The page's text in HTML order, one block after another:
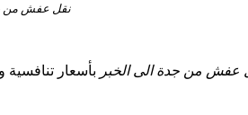
نقل عفش من
عفش من جدة الى الخبر بأسعار تنافسية